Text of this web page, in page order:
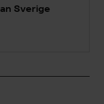
Sverige